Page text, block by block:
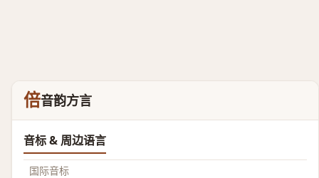
倍音韵方言
音标 & 周边语言
国际音标